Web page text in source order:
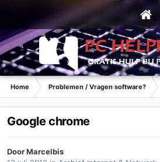
Home Problemen / Vragen software?
Google chrome
DoorMarcelbis